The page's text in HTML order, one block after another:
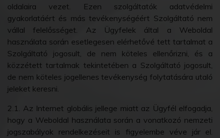
oldalaira vezet. Ezen szolgáltatók adatvédelmi
gyakorlatáért és más tevékenységéért Szolgáltató nem
vállal felelősséget. Az Ügyfelek által a Weboldal
használata során esetlegesen elérhetővé tett tartalmat a
Szolgáltató jogosult, de nem köteles ellenőrizni, és a
közzétett tartalmak tekintetében a Szolgáltató jogosult,
de nem köteles jogellenes tevékenység folytatására utaló
jeleket keresni.
2.1. Az Internet globális jellege miatt az Ügyfél elfogadja,
hogy a Weboldal használata során a vonatkozó nemzeti
jogszabályok rendelkezéseit is figyelembe véve jár el.